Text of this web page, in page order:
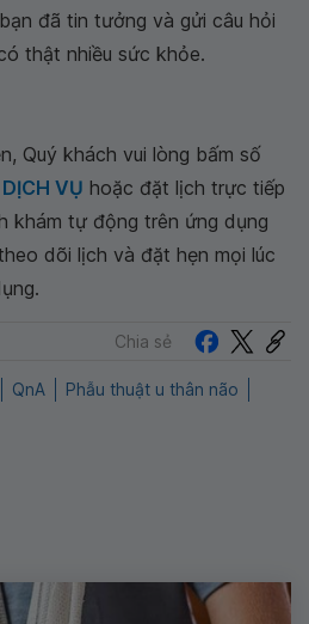
đã tin tưởng và gửi câu hỏi
thật nhiều sức khỏe.
Quý khách vui lòng bấm số
VỤ hoặc đặt lịch trực tiếp
khám tự động trên ứng dụng
dõi lịch và đặt hẹn mọi lúc
Chia sẻ
QnA
Phẫu thuật u thân não